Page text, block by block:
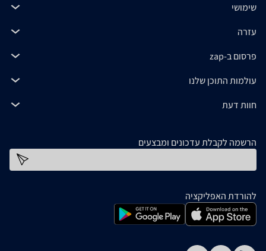
שימושי
עזרה
פרסום ב-zap
עולמות התוכן שלנו
חוות דעת
הרשמה לקבלת עדכונים ומבצעים
להורדת האפליקציה